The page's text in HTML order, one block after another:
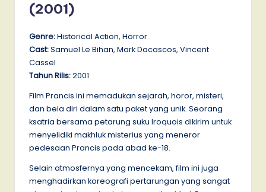
(2001)
Genre:Historical Action, Horror
Cast:Samuel Le Bihan, Mark Dacascos, Vincent
Cassel
Tahun Rilis:2001
Film Prancis ini memadukan sejarah, horor, misteri,
dan bela diri dalam satu paket yang unik. Seorang
ksatria bersama petarung suku Iroquois dikirim untuk
menyelidiki makhluk misterius yang meneror
pedesaan Prancis pada abad ke-18.
Selain atmosfernya yang mencekam, film ini juga
menghadirkan koreografi pertarungan yang sangat